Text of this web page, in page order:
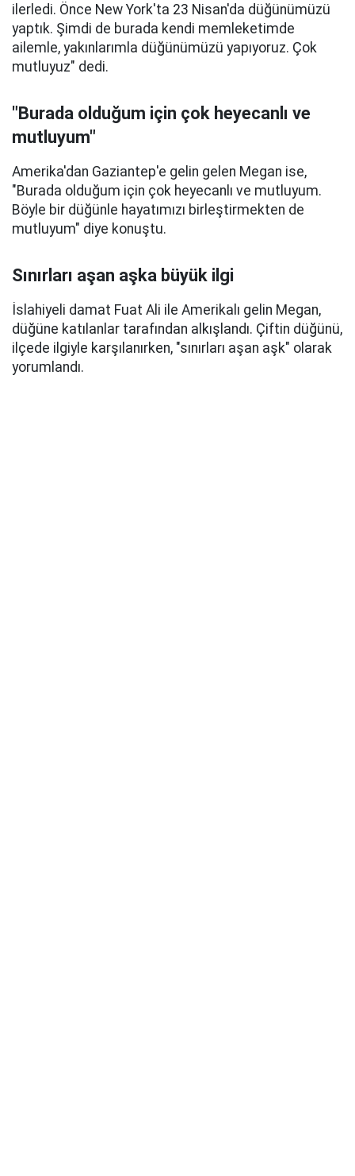
ilerledi. Önce New York'ta 23 Nisan'da düğünümüzü
yaptık. Şimdi de burada kendi memleketimde
ailemle, yakınlarımla düğünümüzü yapıyoruz. Çok
mutluyuz" dedi.
"Burada olduğum için çok heyecanlı ve
mutluyum"
Amerika'dan Gaziantep'e gelin gelen Megan ise,
"Burada olduğum için çok heyecanlı ve mutluyum.
Böyle bir düğünle hayatımızı birleştirmekten de
mutluyum" diye konuştu.
Sınırları aşan aşka büyük ilgi
İslahiyeli damat Fuat Ali ile Amerikalı gelin Megan,
düğüne katılanlar tarafından alkışlandı. Çiftin düğünü,
ilçede ilgiyle karşılanırken, "sınırları aşan aşk" olarak
yorumlandı.